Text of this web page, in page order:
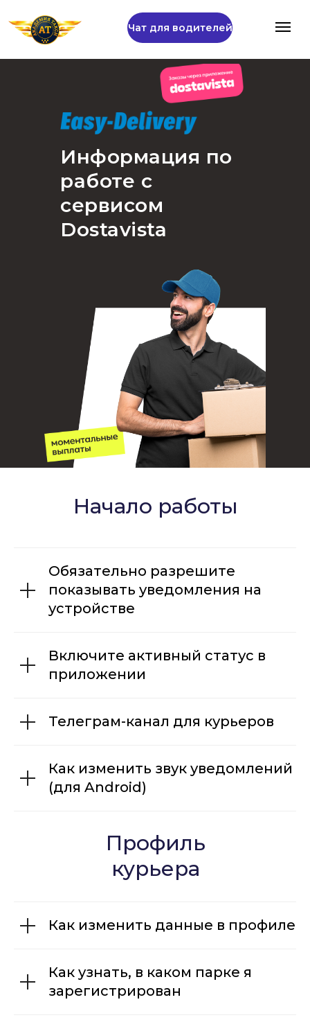
Чат для водителей
Информация по
работе с
сервисом
Dostavista
Начало работы
Обязательно разрешите
показывать уведомления на
устройстве
Включите активный статус в
приложении
Телеграм-канал для курьеров
Как изменить звук уведомлений
(для Android)
Профиль
курьера
Как изменить данные в профиле
Как узнать, в каком парке я
зарегистрирован